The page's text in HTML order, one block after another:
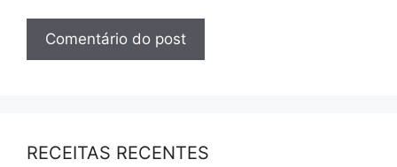
RECEITAS RECENTES